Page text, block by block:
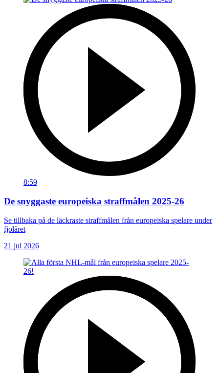
8:59
De snyggaste europeiska straffmålen 2025-26
Se tillbaka på de läckraste straffmålen från europeiska spelare under
fjolåret
21 jul 2026